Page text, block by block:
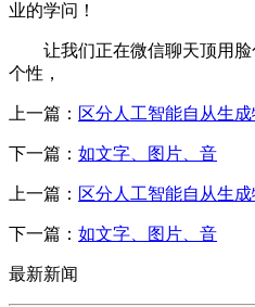
业的学问！
让我们正在微信聊天顶用脸
个性，
上一篇： 区分人工智能自从生
下一篇： 如文字、图片、音
上一篇： 区分人工智能自从生
下一篇： 如文字、图片、音
最新新闻